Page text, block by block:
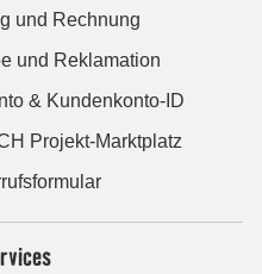
und Rechnung
und Reklamation
& Kundenkonto-ID
Projekt-Marktplatz